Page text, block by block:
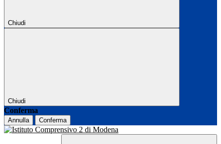
Chiudi
Chiudi
Conferma
Annulla Conferma